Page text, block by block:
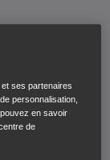
la largeur
importante,
ses partenaires
personnalisation,
en savoir
de